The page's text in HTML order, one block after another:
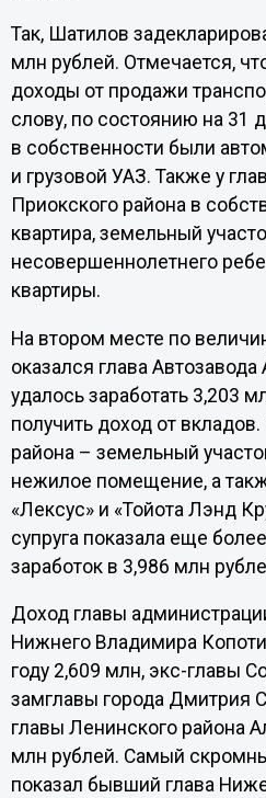
Так, Шатилов
млн рублей. Отмечается,
доходы от продажи
слову, по состоянию на 31
в собственности были
и грузовой УАЗ. Также у
Приокского района в
квартира, земельный
несовершеннолетнего
квартиры.
На втором месте по
оказался глава
удалось заработать 3,203
получить доход от
района – земельный
нежилое помещение, а
«Лексус» и «Тойота Лэнд
супруга показала еще
заработок в 3,986 млн
Доход главы
Нижнего Владимира
году 2,609 млн, экс-главы
замглавы города Дмитрия
главы Ленинского района
млн рублей. Самый
показал бывший глава